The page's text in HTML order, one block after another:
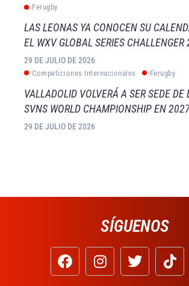
Ferugby
LAS LEONAS YA CONOCEN SU
EL WXV GLOBAL SERIES CHALLENGER
29 DE JULIO DE 2026
Competiciones Internacionales Ferugby
VALLADOLID VOLVERÁ A SER SEDE DE
SVNS WORLD CHAMPIONSHIP EN
29 DE JULIO DE 2026
SÍGUENOS